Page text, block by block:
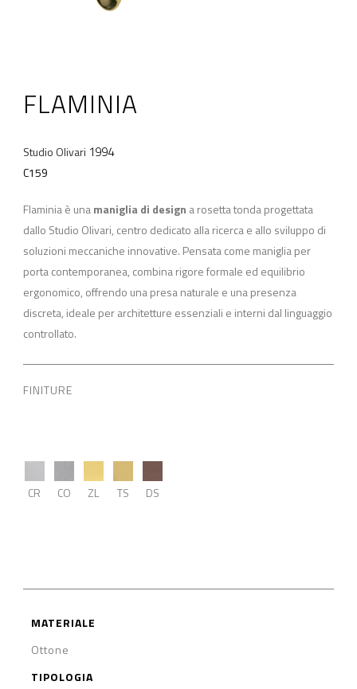
FLAMINIA
Studio Olivari 1994
C159
Flaminia è unamaniglia di design a rosetta tonda progettata
dallo Studio Olivari, centro dedicato alla ricerca e allo sviluppo di
soluzioni meccaniche innovative. Pensata come maniglia per
porta contemporanea, combina rigore formale ed equilibrio
ergonomico, offrendo una presa naturale e una presenza
discreta, ideale per architetture essenziali e interni dal linguaggio
controllato.
FINITURE
CR CO ZL TS DS
MATERIALE
Ottone
TIPOLOGIA